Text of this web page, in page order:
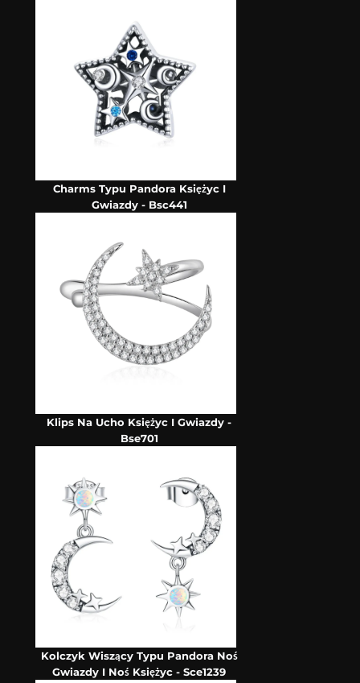
Charms Typu Pandora Księżyc I
Gwiazdy - Bsc441
Klips Na Ucho Księżyc I Gwiazdy -
Bse701
Kolczyk Wiszący Typu Pandora Noś
Gwiazdy I Noś Księżyc - Sce1239